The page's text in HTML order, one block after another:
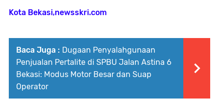
Kota Bekasi,newsskri.com
Baca Juga : Dugaan Penyalahgunaan
Penjualan Pertalite di SPBU Jalan Astina 6
Bekasi: Modus Motor Besar dan Suap
Operator